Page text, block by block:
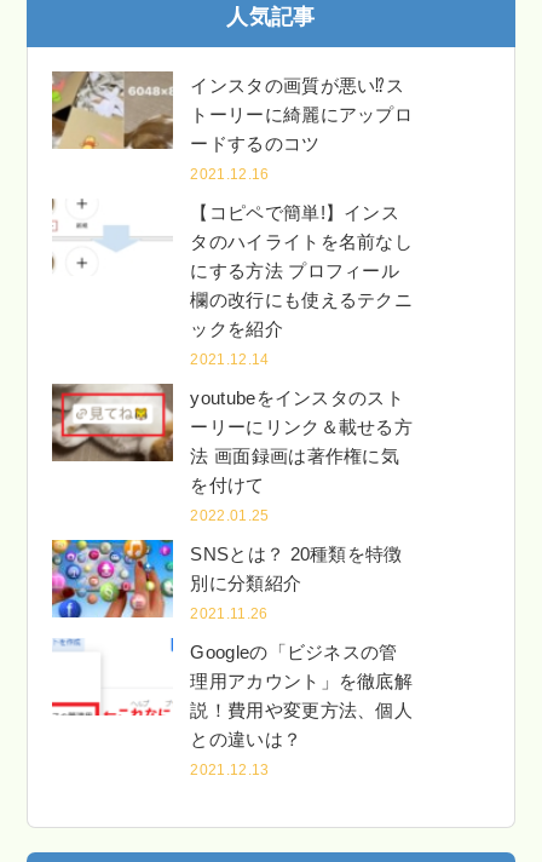
人気記事
インスタの画質が悪い⁉ス
トーリーに綺麗にアップロ
ードするのコツ
2021.12.16
【コピペで簡単!】インス
タのハイライトを名前なし
にする方法 プロフィール
欄の改行にも使えるテクニ
ックを紹介
2021.12.14
youtubeをインスタのスト
ーリーにリンク＆載せる方
法 画面録画は著作権に気
を付けて
2022.01.25
SNSとは？ 20種類を特徴
別に分類紹介
2021.11.26
Googleの「ビジネスの管
理用アカウント」を徹底解
説！費用や変更方法、個人
との違いは？
2021.12.13